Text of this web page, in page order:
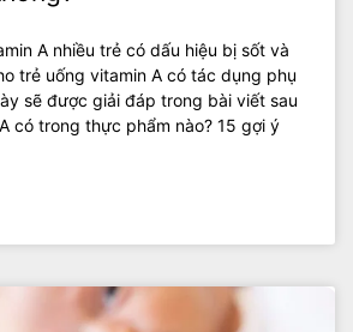
A nhiều trẻ có dấu hiệu bị sốt và
trẻ uống vitamin A có tác dụng phụ
sẽ được giải đáp trong bài viết sau
có trong thực phẩm nào? 15 gợi ý